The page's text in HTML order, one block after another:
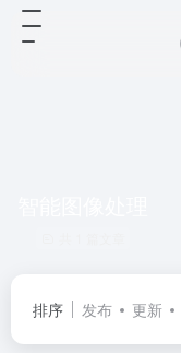
排序 发布 更新